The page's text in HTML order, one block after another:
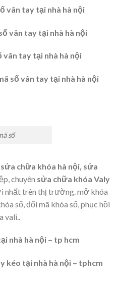
vân tay tại nhà hà nội
vân tay tại nhà hà nội
tay tại nhà hà nội
số vân tay tại nhà hà nội
số
sửa chữa khóa hà nội, sửa
chuyên sửa chữa khóa Valy
nhất trên thị trường. mở khóa
số, đổi mã khóa số, phục hồi
nhà hà nội – tp hcm
kéo tại nhà hà nội – tphcm